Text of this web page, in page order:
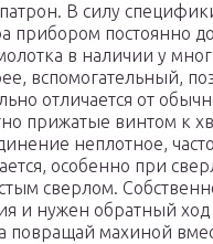
В силу
прибором постоянно
в наличии у
вспомогательный,
отличается от
прижатые винтом к
неплотное, часто
особенно при
сверлом.
и нужен обратный
повращай махиной